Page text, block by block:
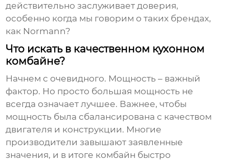
действительно заслуживает доверия,
особенно когда мы говорим о таких брендах,
как Normann?
Что искать в качественном кухонном
комбайне?
Начнем с очевидного. Мощность – важный
фактор. Но просто большая мощность не
всегда означает лучшее. Важнее, чтобы
мощность была сбалансирована с качеством
двигателя и конструкции. Многие
производители завышают заявленные
значения, и в итоге комбайн быстро